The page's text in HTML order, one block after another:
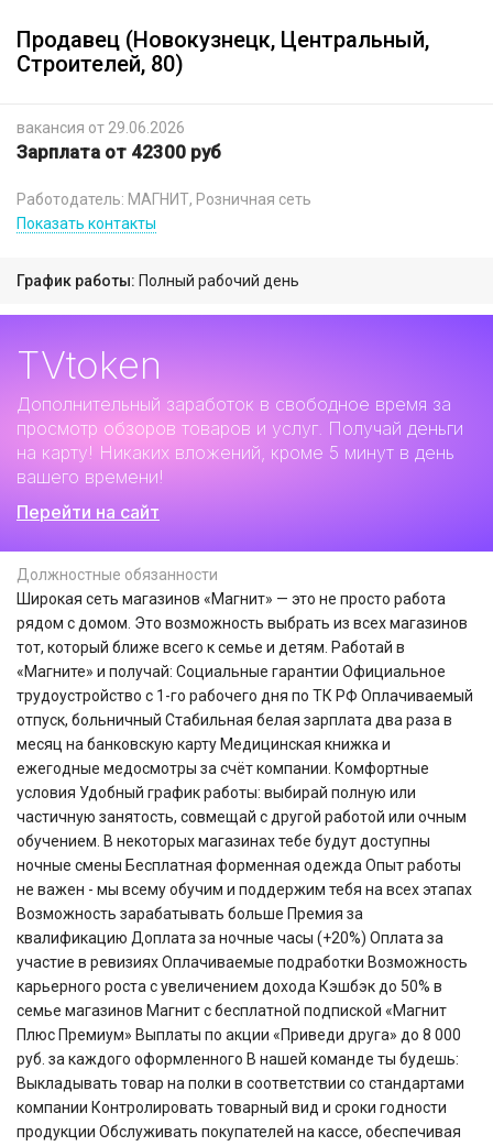
Продавец (Новокузнецк, Центральный,
Строителей, 80)
вакансия от 29.06.2026
Зарплата от 42300 руб
Работодатель: МАГНИТ, Розничная сеть
Показать контакты
График работы: Полный рабочий день
TVtoken
Дополнительный заработок в свободное время за
просмотр обзоров товаров и услуг. Получай деньги
на карту! Никаких вложений, кроме 5 минут в день
вашего времени!
Перейти на сайт
Должностные обязанности
Широкая сеть магазинов «Магнит» — это не просто работа
рядом с домом. Это возможность выбрать из всех магазинов
тот, который ближе всего к семье и детям. Работай в
«Магните» и получай: Социальные гарантии Официальное
трудоустройство с 1-го рабочего дня по ТК РФ Оплачиваемый
отпуск, больничный Стабильная белая зарплата два раза в
месяц на банковскую карту Медицинская книжка и
ежегодные медосмотры за счёт компании. Комфортные
условия Удобный график работы: выбирай полную или
частичную занятость, совмещай с другой работой или очным
обучением. В некоторых магазинах тебе будут доступны
ночные смены Бесплатная форменная одежда Опыт работы
не важен - мы всему обучим и поддержим тебя на всех этапах
Возможность зарабатывать больше Премия за
квалификацию Доплата за ночные часы (+20%) Оплата за
участие в ревизиях Оплачиваемые подработки Возможность
карьерного роста с увеличением дохода Кэшбэк до 50% в
семье магазинов Магнит с бесплатной подпиской «Магнит
Плюс Премиум» Выплаты по акции «Приведи друга» до 8 000
руб. за каждого оформленного В нашей команде ты будешь:
Выкладывать товар на полки в соответствии со стандартами
компании Контролировать товарный вид и сроки годности
продукции Обслуживать покупателей на кассе, обеспечивая